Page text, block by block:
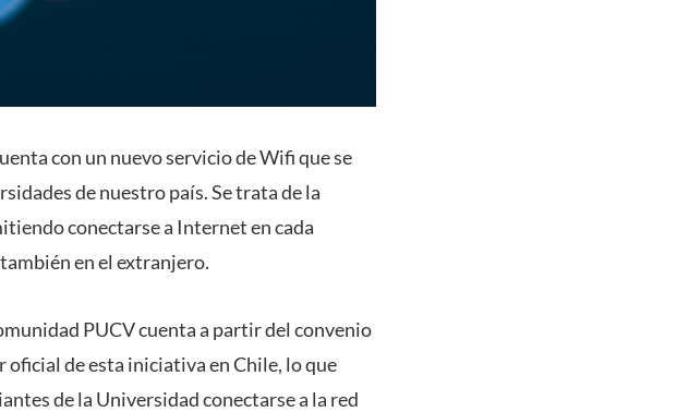
con un nuevo servicio de Wifi que se
de nuestro país. Se trata de la
conectarse a Internet en cada
en el extranjero.
PUCV cuenta a partir del convenio
oficial de esta iniciativa en Chile, lo que
de la Universidad conectarse a la red